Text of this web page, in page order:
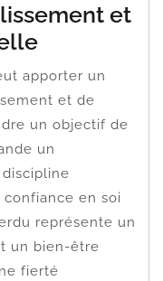
et
apporter un
et de
un objectif de
un
en soi
représente un
un bien-être
fierté